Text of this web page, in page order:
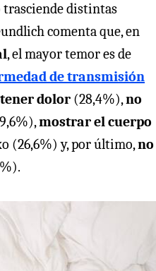
trasciende distintas
comenta que, en
, el mayor temor es de
de transmisión
tener dolor (28,4%),no
mostrar el cuerpo
(26,6%) y, por último,no